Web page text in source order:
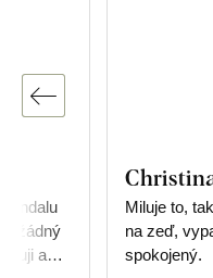
žádný
a
Miluje to,
na zeď,
spokojený.